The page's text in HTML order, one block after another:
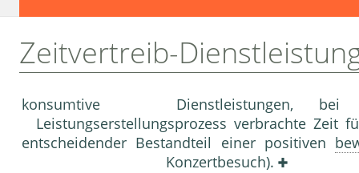
Zeitvertreib-
konsumtive Dienstleistungen,
Leistungserstellungsprozess verbrachte Zeit
entscheidender Bestandteil einer positiven
Konzertbesuch).